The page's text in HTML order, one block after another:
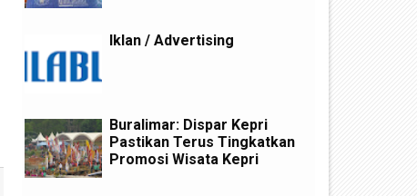
Iklan / Advertising
Buralimar: Dispar Kepri
Pastikan Terus Tingkatkan
Promosi Wisata Kepri